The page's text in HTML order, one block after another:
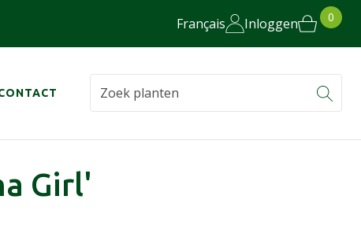
Français Inloggen 0
Girl'